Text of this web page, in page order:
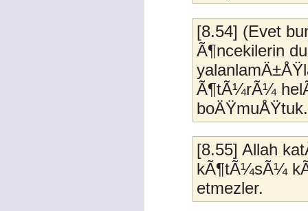
[8.54] (Evet
Ã¶ncekilerin
Ã¶tÃ¼rÃ¼
[8.55] Allah
kÃ¶tÃ¼sÃ¼
etmezler.